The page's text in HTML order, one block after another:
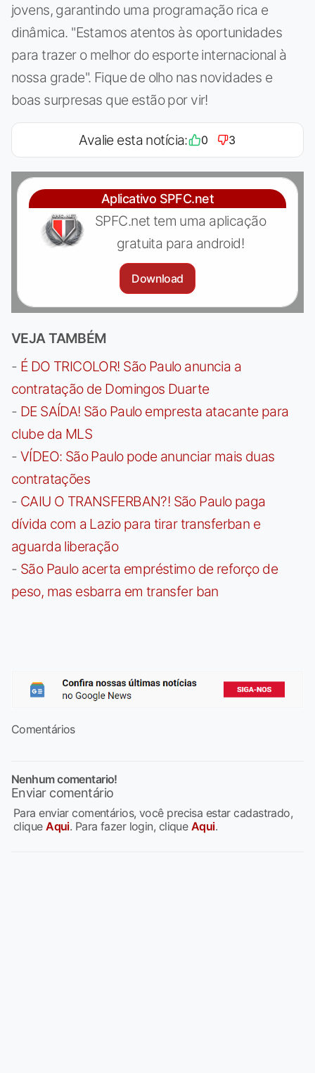
jovens, garantindo uma programação rica e
dinâmica. "Estamos atentos às oportunidades
para trazer o melhor do esporte internacional à
nossa grade". Fique de olho nas novidades e
boas surpresas que estão por vir!
Avalie esta notícia: 0 3
Aplicativo SPFC.net
SPFC.net tem uma aplicação
gratuita para android!
Download
VEJA TAMBÉM
- É DO TRICOLOR! São Paulo anuncia a
contratação de Domingos Duarte
- DE SAÍDA! São Paulo empresta atacante para
clube da MLS
- VÍDEO: São Paulo pode anunciar mais duas
contratações
- CAIU O TRANSFERBAN?! São Paulo paga
dívida com a Lazio para tirar transferban e
aguarda liberação
- São Paulo acerta empréstimo de reforço de
peso, mas esbarra em transfer ban
Comentários
Nenhum comentario!
Enviar comentário
Para enviar comentários, você precisa estar cadastrado,
cliqueAqui. Para fazer login, clique Aqui.